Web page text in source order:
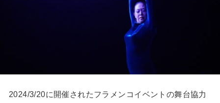
2024/3/20に開催されたフラメンコイベントの舞台協力